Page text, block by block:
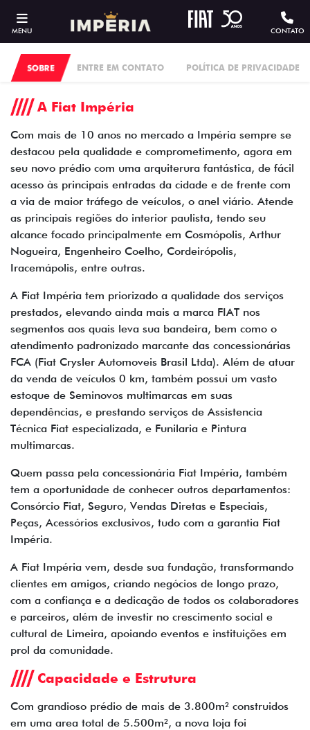
MENU CONTATO
SOBRE ENTRE EM CONTATO POLÍTICA DE PRIVACIDADE
A Fiat Impéria
Com mais de 10 anos no mercado a Impéria sempre se
destacou pela qualidade e comprometimento, agora em
seu novo prédio com uma arquiterura fantástica, de fácil
acesso às principais entradas da cidade e de frente com
a via de maior tráfego de veículos, o anel viário. Atende
as principais regiões do interior paulista, tendo seu
alcance focado principalmente em Cosmópolis, Arthur
Nogueira, Engenheiro Coelho, Cordeirópolis,
Iracemápolis, entre outras.
A Fiat Impéria tem priorizado a qualidade dos serviços
prestados, elevando ainda mais a marca FIAT nos
segmentos aos quais leva sua bandeira, bem como o
atendimento padronizado marcante das concessionárias
FCA (Fiat Crysler Automoveis Brasil Ltda). Além de atuar
da venda de veículos 0 km, também possui um vasto
estoque de Seminovos multimarcas em suas
dependências, e prestando serviços de Assistencia
Técnica Fiat especializada, e Funilaria e Pintura
multimarcas.
Quem passa pela concessionária Fiat Impéria, também
tem a oportunidade de conhecer outros departamentos:
Consórcio Fiat, Seguro, Vendas Diretas e Especiais,
Peças, Acessórios exclusivos, tudo com a garantia Fiat
Impéria.
A Fiat Impéria vem, desde sua fundação, transformando
clientes em amigos, criando negócios de longo prazo,
com a confiança e a dedicação de todos os colaboradores
e parceiros, além de investir no crescimento social e
cultural de Limeira, apoiando eventos e instituições em
prol da comunidade.
Capacidade e Estrutura
Com grandioso prédio de mais de 3.800m² construidos
em uma area total de 5.500m², a nova loja foi